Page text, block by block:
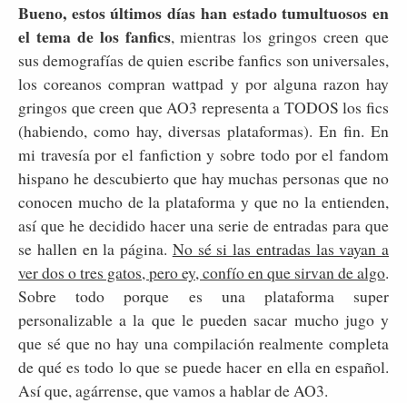
Bueno, estos últimos días han estado tumultuosos en
el tema de los fanfics, mientras los gringos creen que
sus demografías de quien escribe fanfics son universales,
los coreanos compran wattpad y por alguna razon hay
gringos que creen que AO3 representa a TODOS los fics
(habiendo, como hay, diversas plataformas). En fin. En
mi travesía por el fanfiction y sobre todo por el fandom
hispano he descubierto que hay muchas personas que no
conocen mucho de la plataforma y que no la entienden,
así que he decidido hacer una serie de entradas para que
se hallen en la página. No sé si las entradas las vayan a
ver dos o tres gatos, pero ey, confío en que sirvan de algo.
Sobre todo porque es una plataforma super
personalizable a la que le pueden sacar mucho jugo y
que sé que no hay una compilación realmente completa
de qué es todo lo que se puede hacer en ella en español.
Así que, agárrense, que vamos a hablar de AO3.